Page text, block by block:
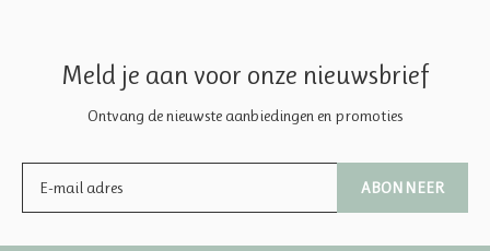
Meld je aan voor onze nieuwsbrief
Ontvang de nieuwste aanbiedingen en promoties
ABONNEER